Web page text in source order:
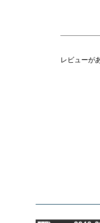
レビューが